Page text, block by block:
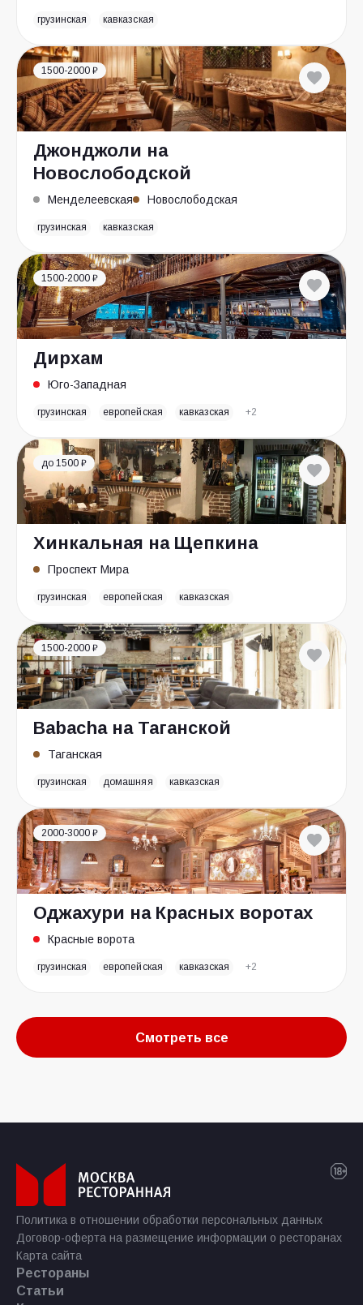
грузинская кавказская
1500-2000 ₽
Джонджоли на
Новослободской
Менделеевская Новослободская
грузинская кавказская
1500-2000 ₽
Дирхам
Юго-Западная
грузинская европейская кавказская +2
до 1500 ₽
Хинкальная на Щепкина
Проспект Мира
грузинская европейская кавказская
1500-2000 ₽
Babacha на Таганской
Таганская
грузинская домашняя кавказская
2000-3000 ₽
Оджахури на Красных воротах
Красные ворота
грузинская европейская кавказская +2
Смотреть все
Политика в отношении обработки персональных данных
Договор-оферта на размещение информации о ресторанах
Карта сайта
Рестораны
Статьи